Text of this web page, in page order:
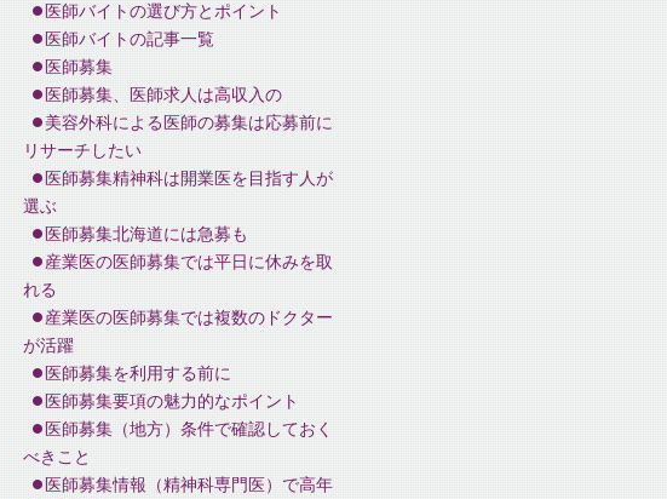
医師バイトの選び方とポイント
医師バイトの記事一覧
医師募集
医師募集、医師求人は高収入の
美容外科による医師の募集は応募前に
リサーチしたい
医師募集精神科は開業医を目指す人が
選ぶ
医師募集北海道には急募も
産業医の医師募集では平日に休みを取
れる
産業医の医師募集では複数のドクター
が活躍
医師募集を利用する前に
医師募集要項の魅力的なポイント
医師募集（地方）条件で確認しておく
べきこと
医師募集情報（精神科専門医）で高年